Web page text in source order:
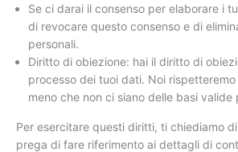
Se ci darai il consenso per elaborare i
di revocare questo consenso e di
personali.
Diritto di obiezione: hai il diritto di
processo dei tuoi dati. Noi
meno che non ci siano delle basi valide
Per esercitare questi diritti, ti chiediamo
prega di fare riferimento ai dettagli di